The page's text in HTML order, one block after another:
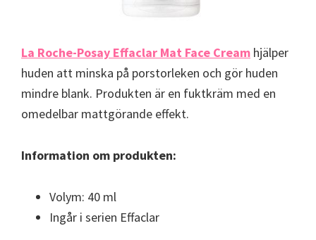
La Roche-Posay Effaclar Mat Face Cream hjälper
huden att minska på porstorleken och gör huden
mindre blank. Produkten är en fuktkräm med en
omedelbar mattgörande effekt.
Information om produkten:
Volym: 40 ml
Ingår i serien Effaclar